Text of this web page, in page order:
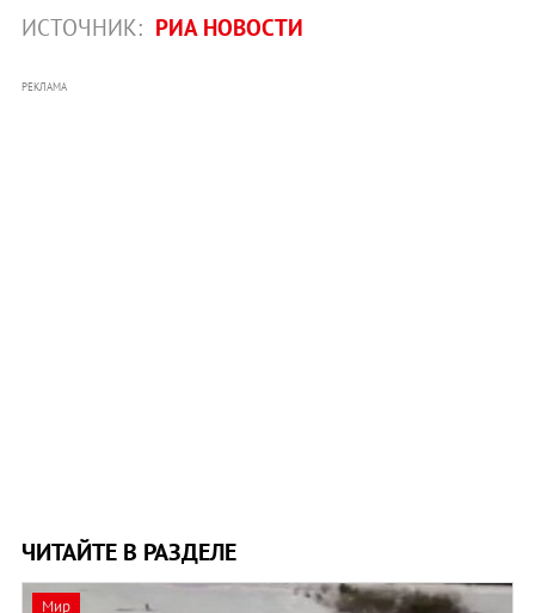
ИСТОЧНИК: РИА НОВОСТИ
РЕКЛАМА
ЧИТАЙТЕ В РАЗДЕЛЕ
Мир